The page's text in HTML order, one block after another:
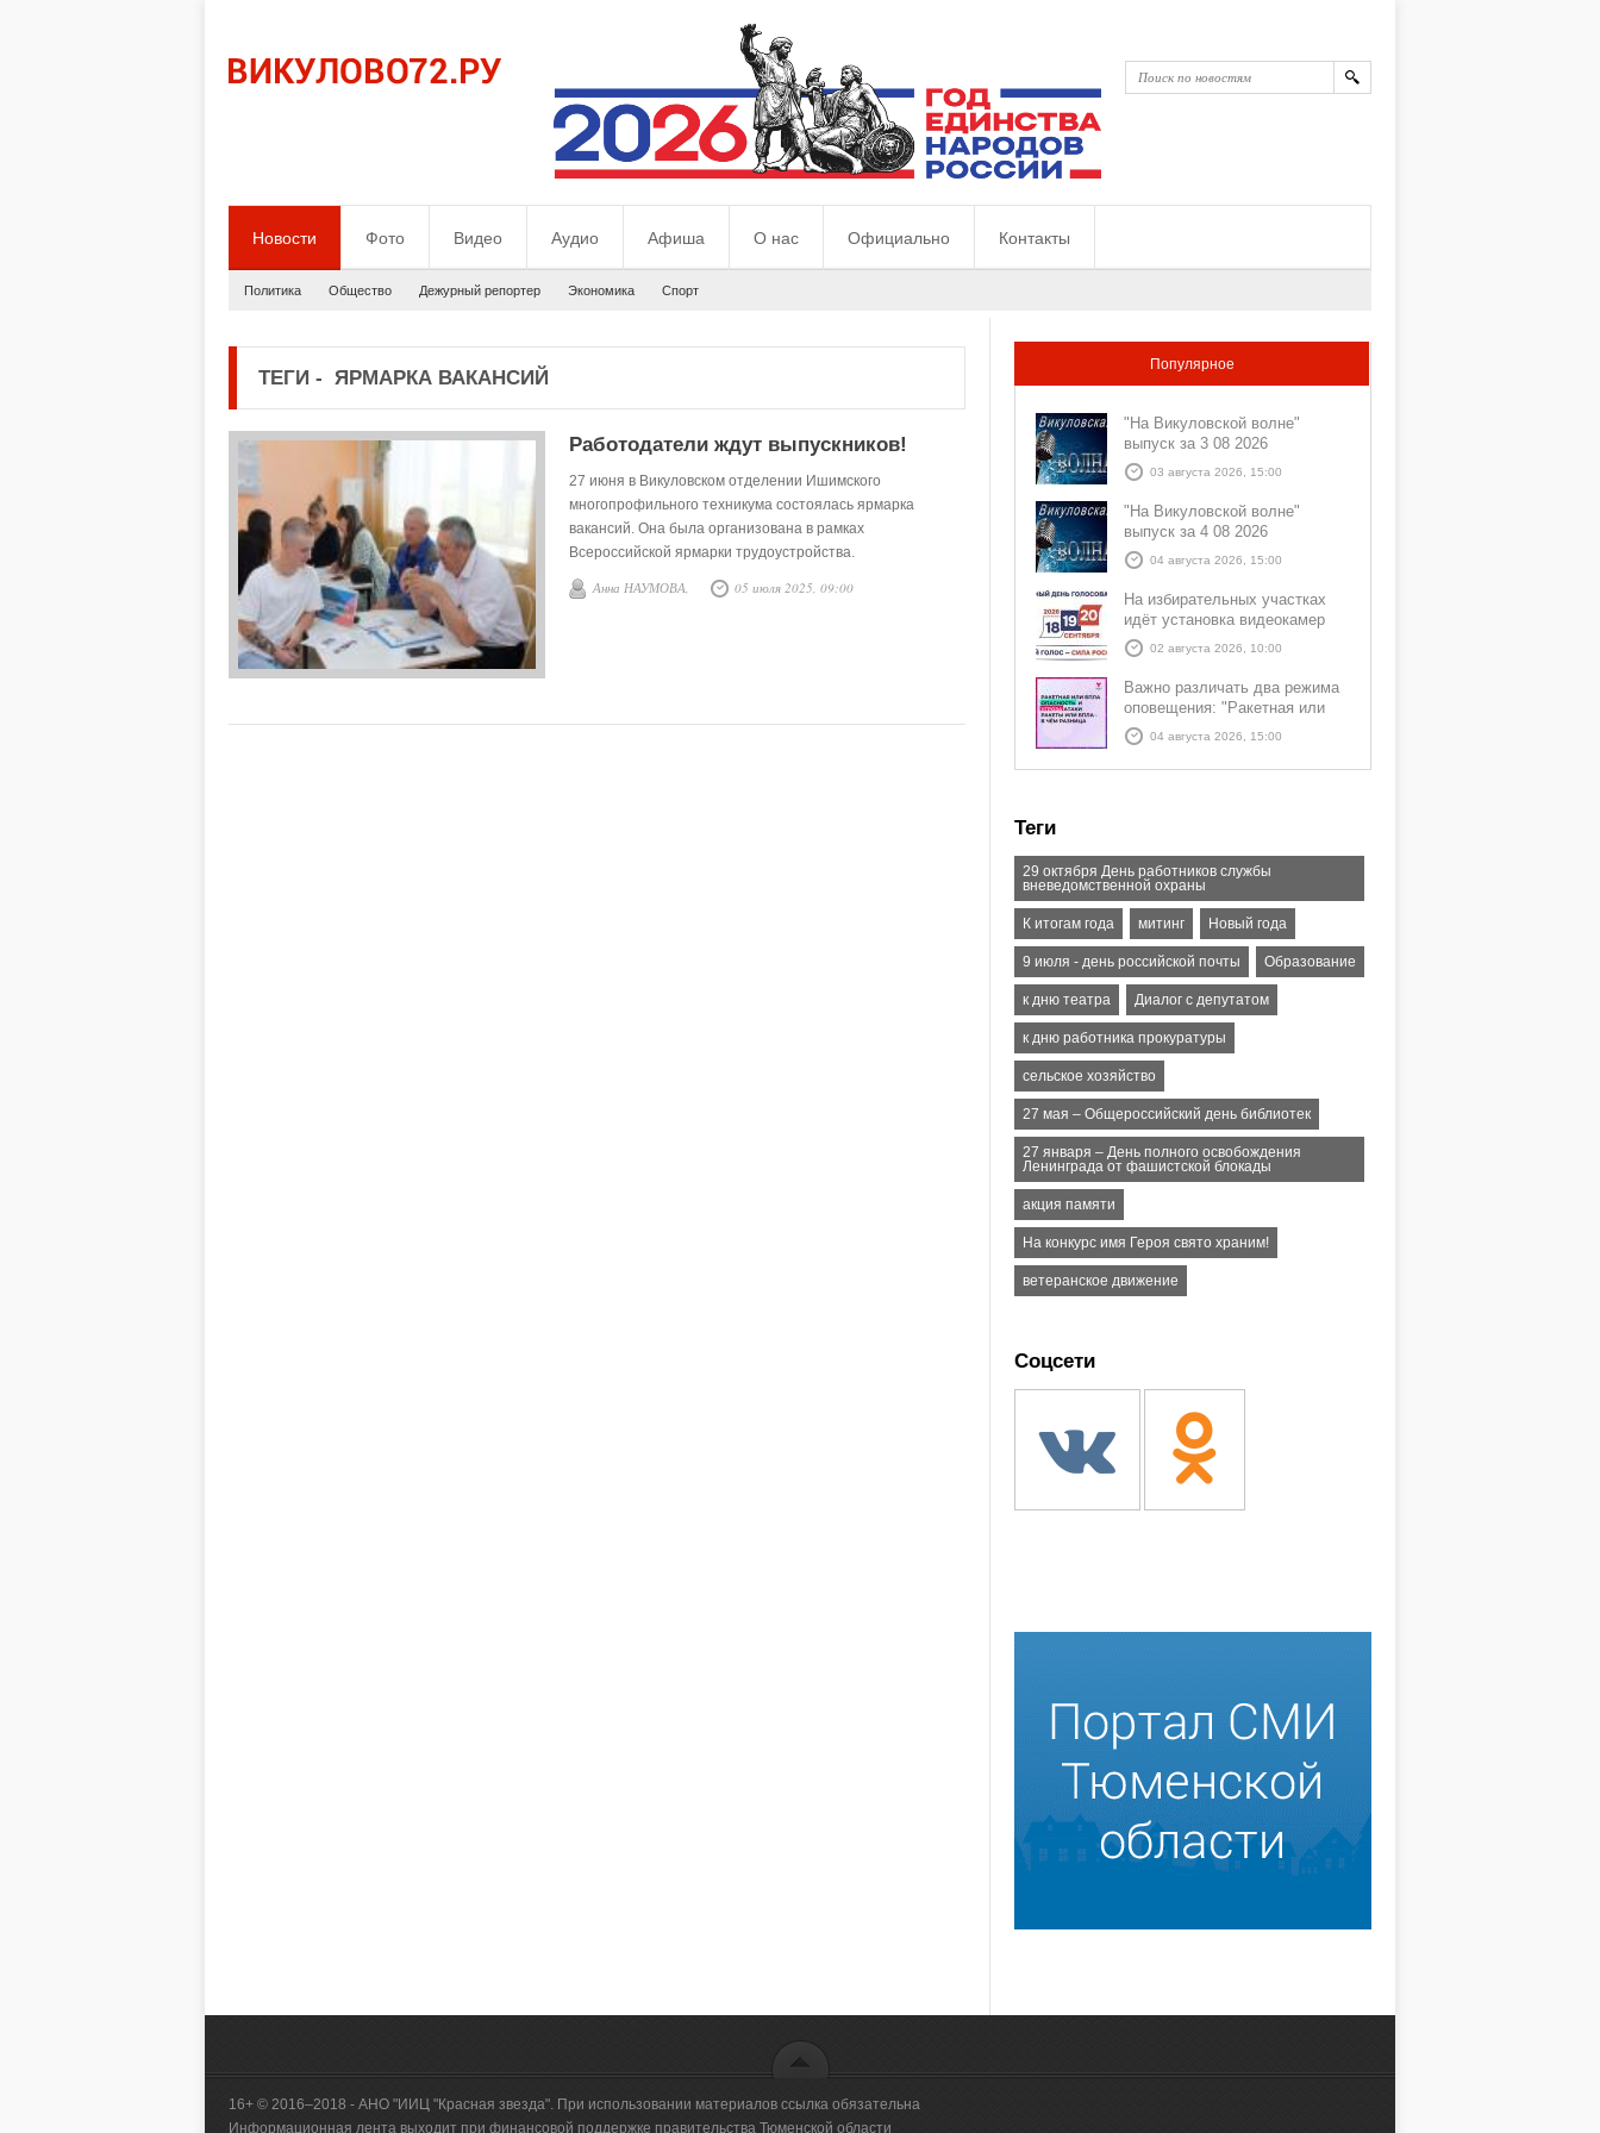
Новости Фото Видео Аудио Афиша О нас Официально Контакты
Политика Общество Дежурный репортер Экономика Спорт
ТЕГИ - ЯРМАРКА ВАКАНСИЙ
Работодатели ждут выпускников!
27 июня в Викуловском отделении Ишимского
многопрофильного техникума состоялась ярмарка
вакансий. Она была организована в рамках
Всероссийской ярмарки трудоустройства.
Анна НАУМОВА, 05 июля 2025, 09:00
Популярное
"На Викуловской волне"
выпуск за 3 08 2026
03 августа 2026, 15:00
"На Викуловской волне"
выпуск за 4 08 2026
04 августа 2026, 15:00
На избирательных участках
идёт установка видеокамер
02 августа 2026, 10:00
Важно различать два режима
оповещения: "Ракетная или
БПЛА опасность" и "Угроза
атаки ракеты или БПЛА"
04 августа 2026, 15:00
Теги
29 октября День работников службы
вневедомственной охраны
К итогам года митинг Новый года
9 июля - день российской почты Образование
к дню театра Диалог с депутатом
к дню работника прокуратуры
сельское хозяйство
27 мая – Общероссийский день библиотек
27 января – День полного освобождения
Ленинграда от фашистской блокады
акция памяти
На конкурс имя Героя свято храним!
ветеранское движение
Соцсети
16+ © 2016–2018 - АНО "ИИЦ "Красная звезда". При использовании материалов ссылка обязательна
Информационная лента выходит при финансовой поддержке правительства Тюменской области